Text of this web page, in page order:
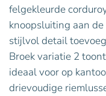
felgekleurde
knoopsluiting aan
stijlvol detail
Broek variatie 2
ideaal voor op
drievoudige